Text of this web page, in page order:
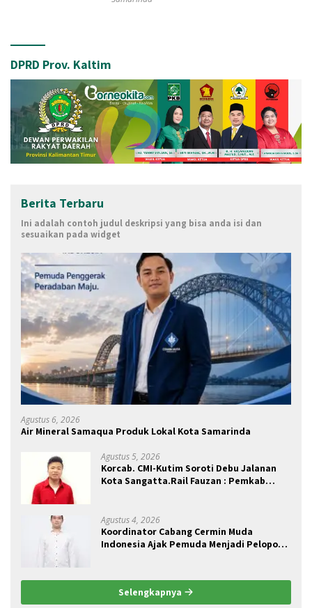
DPRD Prov. Kaltim
Berita Terbaru
Ini adalah contoh judul deskripsi yang bisa anda isi dan
sesuaikan pada widget
Agustus 6, 2026
Air Mineral Samaqua Produk Lokal Kota Samarinda
Agustus 5, 2026
Korcab. CMI-Kutim Soroti Debu Jalanan
Kota Sangatta.Rail Fauzan : Pemkab
Agustus 4, 2026
Koordinator Cabang Cermin Muda
Indonesia Ajak Pemuda Menjadi Pelopor
Selengkapnya